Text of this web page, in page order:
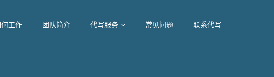
何工作 团队简介 代写服务 常见问题 联系代写